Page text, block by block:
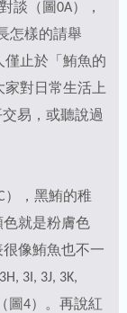
談（圖0A），
怎樣的請舉
僅止於「鮪魚的
家對日常生活上
易，或聽說過
），黑鮪的稚
色就是粉膚色
像鮪魚也不一
3I, 3J, 3K,
圖4）。再說紅